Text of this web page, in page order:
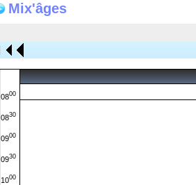
Mix'âges
0800
0830
0900
0930
1000